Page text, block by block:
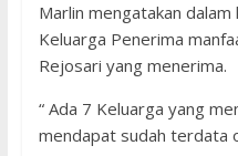
Marlin mengatakan
Keluarga Penerima
Rejosari yang menerima.
“ Ada 7 Keluarga yang
mendapat sudah terdata